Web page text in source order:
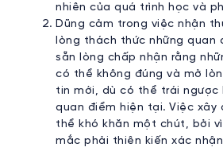
nhiên của quá trình học và
Dũng cảm trong việc nhận
lòng thách thức những quan
sẵn lòng chấp nhận rằng
có thể không đúng và mở
tin mới, dù có thể trái ngược
quan điểm hiện tại. Việc xây
thể khó khăn một chút, bởi
mắc phải thiên kiến xác